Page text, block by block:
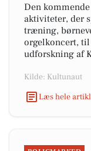
Den
aktiviteter, der
træning,
orgelkoncert,
udforskning af
Kilde: Kultunaut
Læs hele